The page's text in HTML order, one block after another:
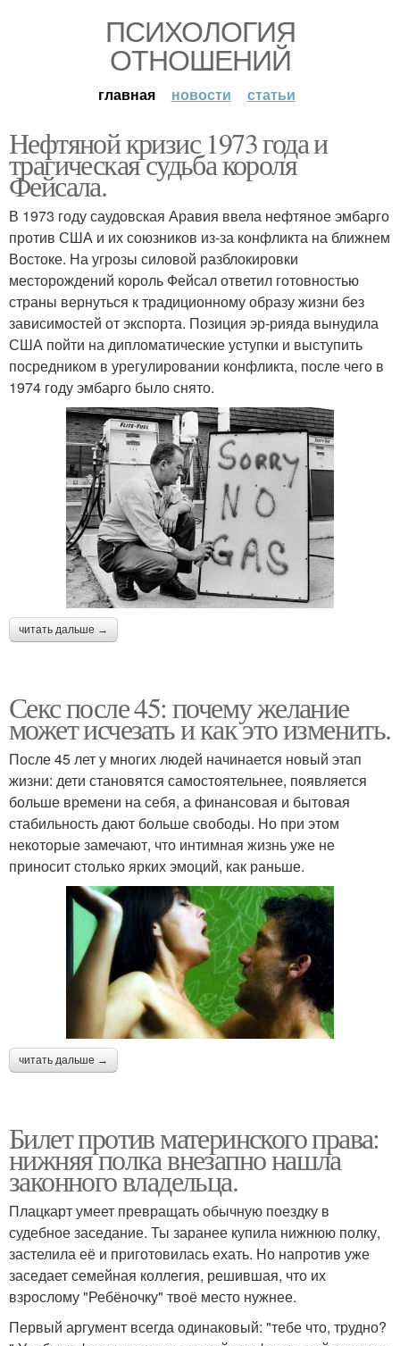
ПСИХОЛОГИЯ
ОТНОШЕНИЙ
главная новости статьи
Нефтяной кризис 1973 года и
трагическая судьба короля
Фейсала.
В 1973 году саудовская Аравия ввела нефтяное эмбарго
против США и их союзников из-за конфликта на ближнем
Востоке. На угрозы силовой разблокировки
месторождений король Фейсал ответил готовностью
страны вернуться к традиционному образу жизни без
зависимостей от экспорта. Позиция эр-рияда вынудила
США пойти на дипломатические уступки и выступить
посредником в урегулировании конфликта, после чего в
1974 году эмбарго было снято.
читать дальше →
Секс после 45: почему желание
может исчезать и как это изменить.
После 45 лет у многих людей начинается новый этап
жизни: дети становятся самостоятельнее, появляется
больше времени на себя, а финансовая и бытовая
стабильность дают больше свободы. Но при этом
некоторые замечают, что интимная жизнь уже не
приносит столько ярких эмоций, как раньше.
читать дальше →
Билет против материнского права:
нижняя полка внезапно нашла
законного владельца.
Плацкарт умеет превращать обычную поездку в
судебное заседание. Ты заранее купила нижнюю полку,
застелила её и приготовилась ехать. Но напротив уже
заседает семейная коллегия, решившая, что их
взрослому "Ребёночку" твоё место нужнее.
Первый аргумент всегда одинаковый: "тебе что, трудно?